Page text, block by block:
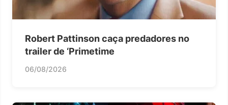
Robert Pattinson caça predadores no
trailer de ‘Primetime
06/08/2026